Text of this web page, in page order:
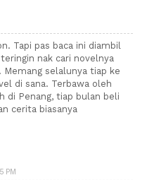
Tapi pas baca ini diambil
nak cari novelnya
Memang selalunya tiap ke
di sana. Terbawa oleh
di Penang, tiap bulan beli
cerita biasanya
PM